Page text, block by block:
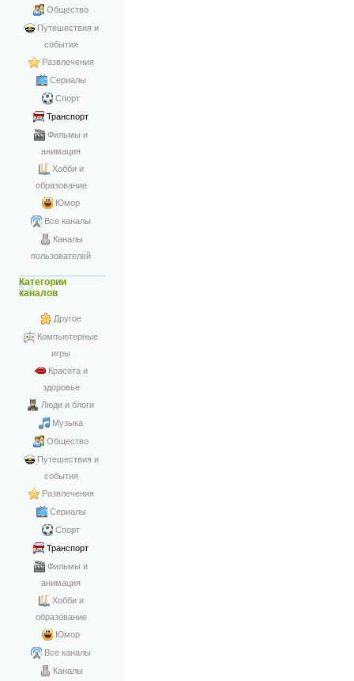
Общество
Путешествия и
события
Развлечения
Сериалы
Спорт
Транспорт
Фильмы и
анимация
Хобби и
образование
Юмор
Все каналы
Каналы
пользователей
Категории
каналов
Другое
Компьютерные
игры
Красота и
здоровье
Люди и блоги
Музыка
Общество
Путешествия и
события
Развлечения
Сериалы
Спорт
Транспорт
Фильмы и
анимация
Хобби и
образование
Юмор
Все каналы
Каналы